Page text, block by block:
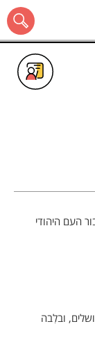
העם היהודי
ובלִבה